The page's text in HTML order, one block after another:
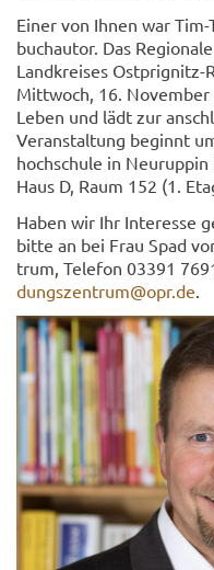
Einer von Ihnen war
buch­au­tor. Das
Land­krei­ses Ostprignitz-​
Mitt­woch, 16.
Leben und lädt zur
Ver­an­stal­tung be­ginnt
hoch­schu­le in
Haus D, Raum 152 (1.
Haben wir Ihr In­ter­es­se
bitte an bei Frau Spad
trum, Te­le­fon 03391
dungs­zen­trum@opr.de.